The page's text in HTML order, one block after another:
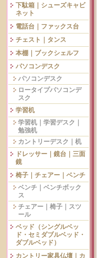
下駄箱｜シューズキャビ
ネット
電話台｜ファックス台
チェスト｜タンス
本棚｜ブックシェルフ
パソコンデスク
パソコンデスク
ロータイプパソコンデ
スク
学習机
学習机｜学習デスク｜
勉強机
カントリーデスク｜机
ドレッサー｜鏡台｜三面
鏡
椅子｜チェアー｜ベンチ
ベンチ｜ベンチボック
ス
チェアー｜椅子｜スツ
ール
ベッド（シングルベッ
ド・セミダブルベッド・
ダブルベッド）
カントリー家具仏壇｜カ